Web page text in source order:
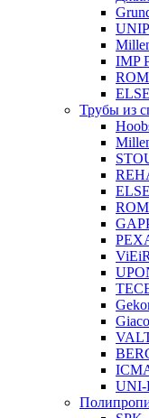
IMP
Трубы из
ViEiR
UNI-